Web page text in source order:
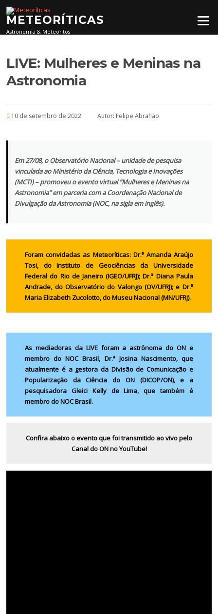
Pular para o conteúdo
METEORÍTICAS
Astronomia & Meteoritos
Menu
LIVE: Mulheres e Meninas na
Astronomia
10 de setembro de 2022 Autor: Felipe Abrahão
Em 27/08, o Observatório Nacional – unidade de pesquisa
vinculada ao Ministério da Ciência, Tecnologia e Inovações
(MCTI) – promoveu o evento virtual “Mulheres e Meninas na
Astronomia” em parceria com a Coordenação Nacional de
Divulgação da Astronomia (NOC, na sigla em inglês).
Foram convidadas as Meteoríticas: Dr.ª Amanda Araújo
Tosi, do Instituto de Geociências da Universidade
Federal do Rio de Janeiro (IGEO/UFRJ); Dr.ª Diana Paula
Andrade, do Observatório do Valongo (OV/UFRJ); e Dr.ª
Maria Elizabeth Zucolotto, do Museu Nacional (MN/UFRJ).
As mediadoras da LIVE foram a astrônoma do ON e
membro do NOC Brasil, Dr.ª Josina Nascimento, que
atualmente é a gestora da Divisão de Comunicação e
Popularização da Ciência do ON (DICOP/ON), e a
pesquisadora Gleici Kelly de Lima, que também é
membro do NOC Brasil.
Confira abaixo o evento que foi transmitido ao vivo pelo
Canal do ON no YouTube!